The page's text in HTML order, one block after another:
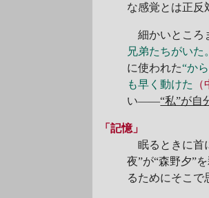
な感覚とは正反
細かいところ
兄弟たちがいた
に使われた“か
も早く動けた
い――“私”が自
「記憶」
眠るときに首
夜”が“森野夕”
るためにそこで